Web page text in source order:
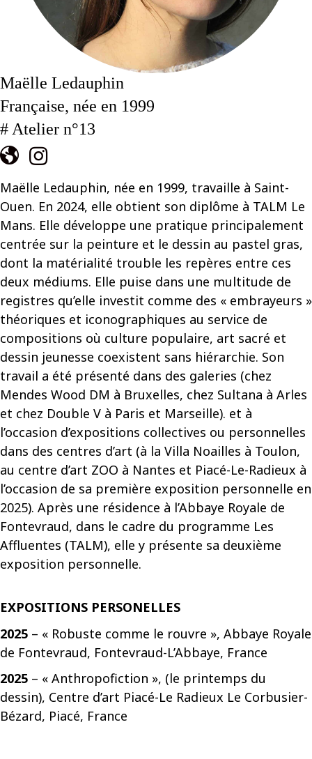
Maëlle Ledauphin
Française, née en 1999
# Atelier n°13
Maëlle Ledauphin, née en 1999, travaille à Saint-
Ouen. En 2024, elle obtient son diplôme à TALM Le
Mans. Elle développe une pratique principalement
centrée sur la peinture et le dessin au pastel gras,
dont la matérialité trouble les repères entre ces
deux médiums. Elle puise dans une multitude de
registres qu’elle investit comme des « embrayeurs »
théoriques et iconographiques au service de
compositions où culture populaire, art sacré et
dessin jeunesse coexistent sans hiérarchie. Son
travail a été présenté dans des galeries (chez
Mendes Wood DM à Bruxelles, chez Sultana à Arles
et chez Double V à Paris et Marseille). et à
l’occasion d’expositions collectives ou personnelles
dans des centres d’art (à la Villa Noailles à Toulon,
au centre d’art ZOO à Nantes et Piacé-Le-Radieux à
l’occasion de sa première exposition personnelle en
2025). Après une résidence à l’Abbaye Royale de
Fontevraud, dans le cadre du programme Les
Affluentes (TALM), elle y présente sa deuxième
exposition personnelle.
EXPOSITIONS PERSONELLES
2025 – « Robuste comme le rouvre », Abbaye Royale
de Fontevraud, Fontevraud-L’Abbaye, France
2025 – « Anthropofiction », (le printemps du
dessin), Centre d’art Piacé-Le Radieux Le Corbusier-
Bézard, Piacé, France